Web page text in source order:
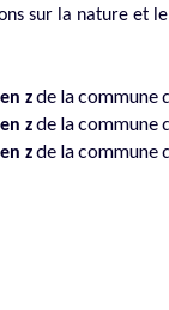
sur la nature et
zde la commune
zde la commune
zde la commune